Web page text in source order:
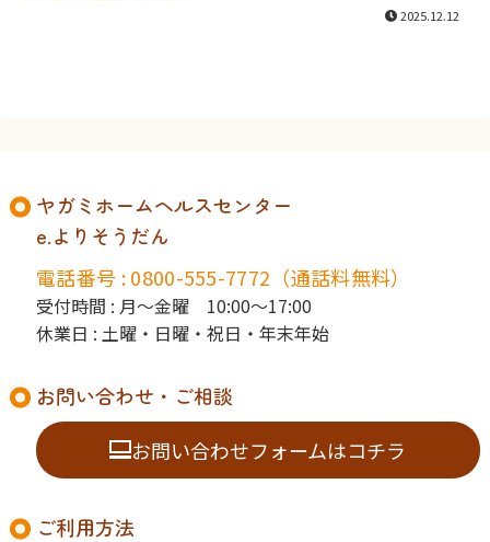
2025.12.12
ヤガミホームヘルスセンター
e.よりそうだん
電話番号 : 0800-555-7772（通話料無料）
受付時間 : 月〜金曜 10:00〜17:00
休業日 : 土曜・日曜・祝日・年末年始
お問い合わせ・ご相談
お問い合わせフォームはコチラ
ご利用方法